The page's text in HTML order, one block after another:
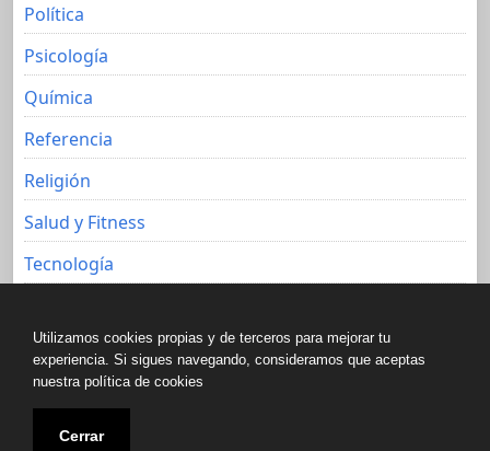
Política
Psicología
Química
Referencia
Religión
Salud y Fitness
Tecnología
Utilizamos cookies propias y de terceros para mejorar tu
experiencia. Si sigues navegando, consideramos que aceptas
nuestra política de cookies
Cerrar